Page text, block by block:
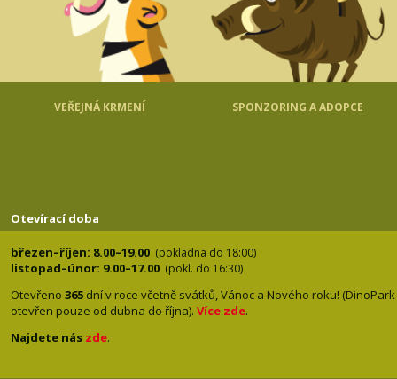
VEŘEJNÁ KRMENÍ SPONZORING A ADOPCE
Otevírací doba
březen–říjen: 8.00–19.00 (pokladna do 18:00)
listopad–únor: 9.00–17.00 (pokl. do 16:30)
Otevřeno 365 dní v roce včetně svátků, Vánoc a Nového roku! (DinoPark
otevřen pouze od dubna do října). Více zde.
Najdete nás zde.